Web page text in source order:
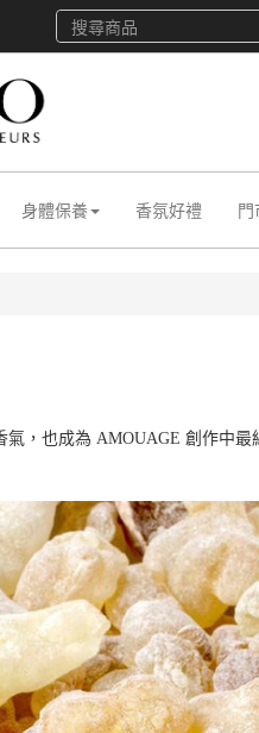
身體保養 香氛好禮
，也成為 AMOUAGE 創作中最